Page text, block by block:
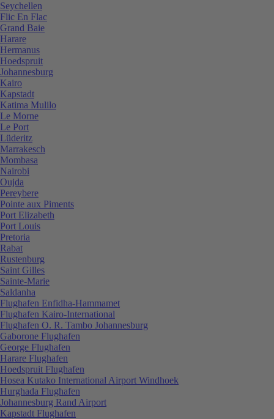
Seychellen
Flic En Flac
Grand Baie
Harare
Hermanus
Hoedspruit
Johannesburg
Kairo
Kapstadt
Katima Mulilo
Le Morne
Le Port
Lüderitz
Marrakesch
Mombasa
Nairobi
Oujda
Pereybere
Pointe aux Piments
Port Elizabeth
Port Louis
Pretoria
Rabat
Rustenburg
Saint Gilles
Sainte-Marie
Saldanha
Flughafen Enfidha-Hammamet
Flughafen Kairo-International
Flughafen O. R. Tambo Johannesburg
Gaborone Flughafen
George Flughafen
Harare Flughafen
Hoedspruit Flughafen
Hosea Kutako International Airport Windhoek
Hurghada Flughafen
Johannesburg Rand Airport
Kapstadt Flughafen